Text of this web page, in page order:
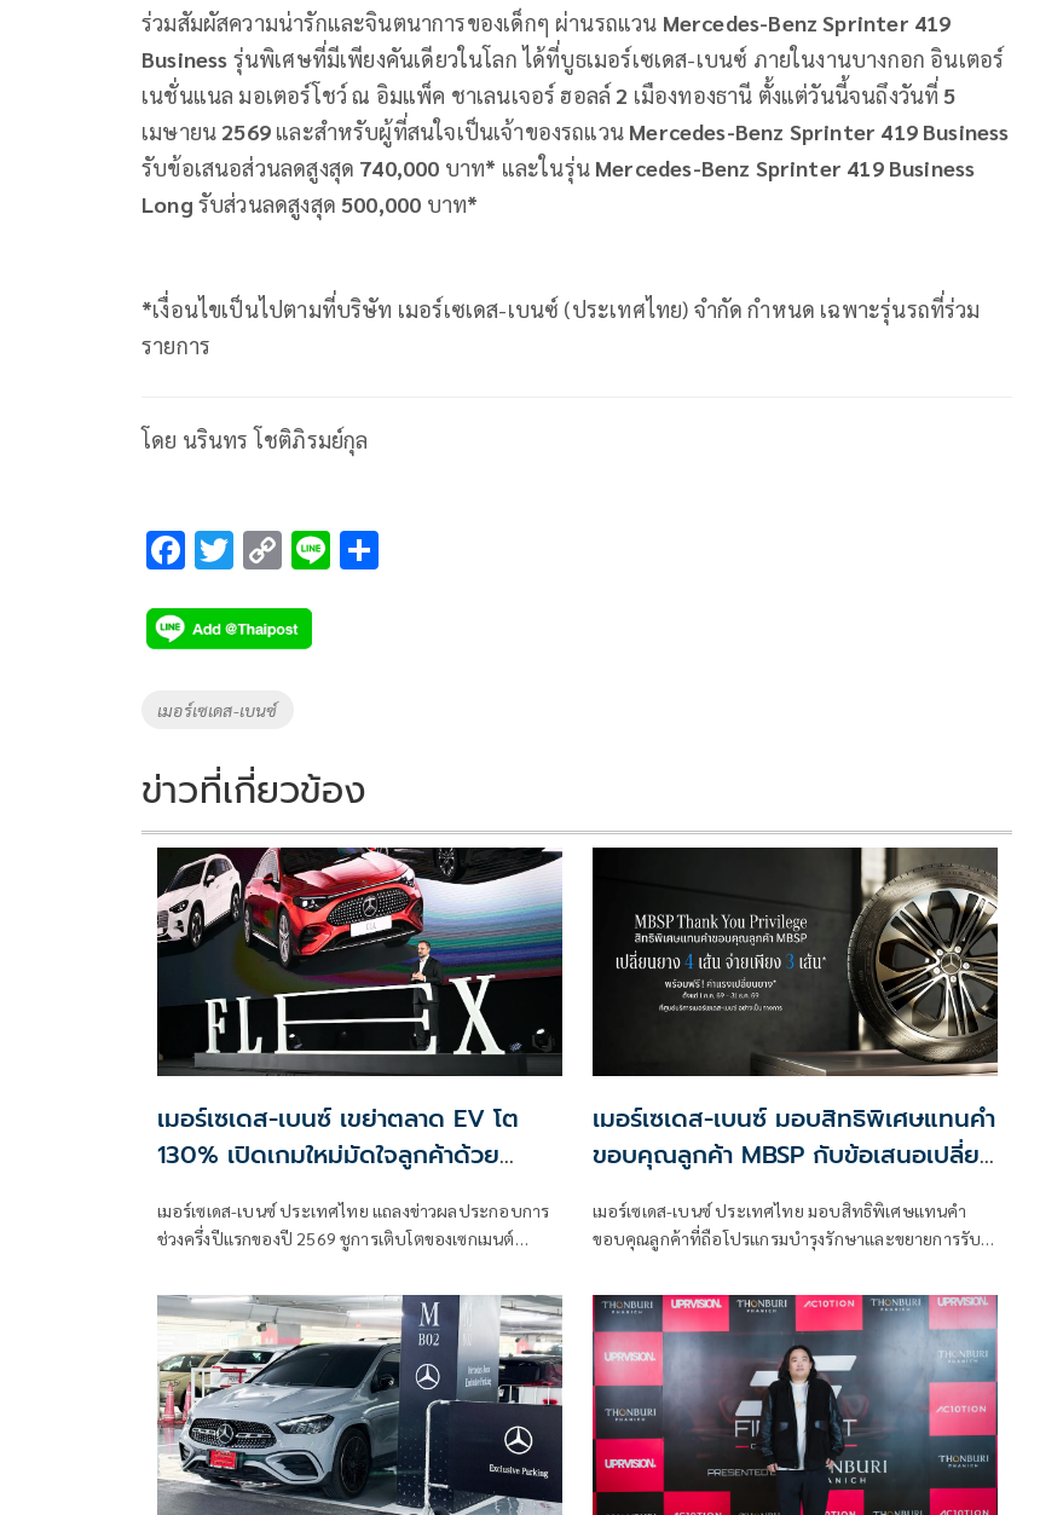
ร่วมสัมผัสความน่ารักและจินตนาการของเด็กๆ ผ่านรถแวน Mercedes-Benz Sprinter 419
Business รุ่นพิเศษที่มีเพียงคันเดียวในโลก ได้ที่บูธเมอร์เซเดส-เบนซ์ ภายในงานบางกอก อินเตอร์
เนชั่นแนล มอเตอร์โชว์ ณ อิมแพ็ค ชาเลนเจอร์ ฮอลล์ 2 เมืองทองธานี ตั้งแต่วันนี้จนถึงวันที่ 5
เมษายน 2569 และสำหรับผู้ที่สนใจเป็นเจ้าของรถแวน Mercedes-Benz Sprinter 419 Business
รับข้อเสนอส่วนลดสูงสุด 740,000 บาท* และในรุ่น Mercedes-Benz Sprinter 419 Business
Long รับส่วนลดสูงสุด 500,000 บาท*
*เงื่อนไขเป็นไปตามที่บริษัท เมอร์เซเดส-เบนซ์ (ประเทศไทย) จำกัด กำหนด เฉพาะรุ่นรถที่ร่วม
รายการ
โดย นรินทร โชติภิรมย์กุล
F
e
b
o
k
T
tt
er
C
p
y
k
Li
Tags
เมอร์เซเดส-เบนซ์
ข่าวที่เกี่ยวข้อง
เมอร์เซเดส-เบนซ์ เขย่าตลาด EV โต
130% เปิดเกมใหม่มัดใจลูกค้าด้วย
เมอร์เซเดส-เบนซ์ ประเทศไทย แถลงข่าวผลประกอบการ
ช่วงครึ่งปีแรกของปี 2569 ชูการเติบโตของเซกเมนต์
เมอร์เซเดส-เบนซ์ มอบสิทธิพิเศษแทนคำ
ขอบคุณลูกค้า MBSP กับข้อเสนอเปลี่ยน
จนถึงสิ้นปีนี้
เมอร์เซเดส-เบนซ์ ประเทศไทย มอบสิทธิพิเศษแทนคำ
ขอบคุณลูกค้าที่ถือโปรแกรมบำรุงรักษาและขยายการรับ